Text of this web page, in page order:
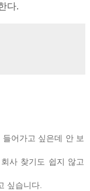
다.
어가고 싶은데 안 보
사 찾기도 쉽지 않고
싶습니다.